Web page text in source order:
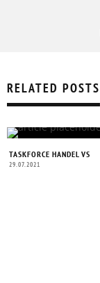
RELATED POSTS
TASKFORCE HANDEL VS
29.07.2021